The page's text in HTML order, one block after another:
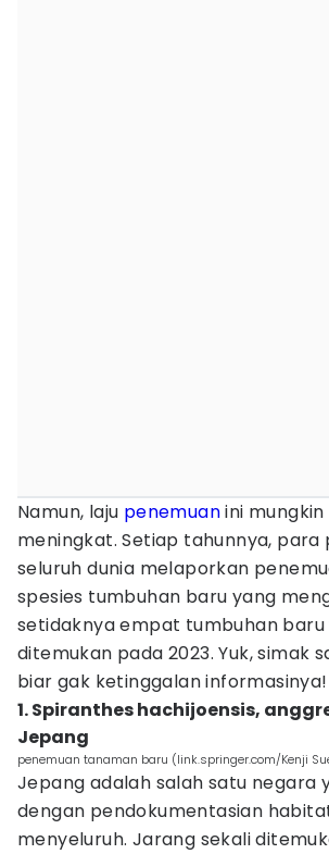
Namun, laju penemuanini
meningkat. Setiap tahunnya, para
seluruh dunia melaporkan
spesies tumbuhan baru yang
setidaknya empat tumbuhan baru
ditemukan pada 2023. Yuk, simak
biar gak ketinggalan informasinya!
1. Spiranthes hachijoensis,
Jepang
penemuan tanaman baru (link.springer.com/Kenji
Jepang adalah salah satu negara
dengan pendokumentasian
menyeluruh. Jarang sekali